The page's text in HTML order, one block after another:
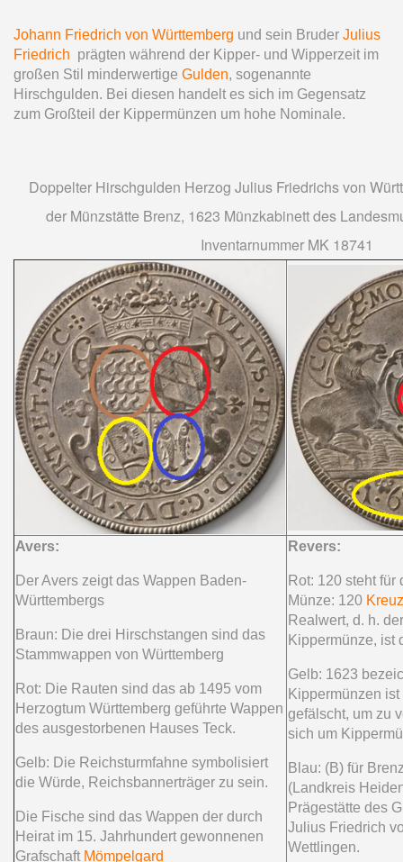
Johann Friedrich von Württemberg und sein Bruder Julius
Friedrich prägten während der Kipper- und Wipperzeit im
großen Stil minderwertige Gulden, sogenannte
Hirschgulden. Bei diesen handelt es sich im Gegensatz
zum Großteil der Kippermünzen um hohe Nominale.
Doppelter Hirschgulden Herzog Julius Friedrichs von
der Münzstätte Brenz, 1623 Münzkabinett des
Inventarnummer MK 18741
Avers:
Der Avers zeigt das Wappen Baden-
Württembergs
Braun: Die drei Hirschstangen sind das
Stammwappen von Württemberg
Rot: Die Rauten sind das ab 1495 vom
Herzogtum Württemberg geführte Wappen
des ausgestorbenen Hauses Teck.
Gelb: Die Reichsturmfahne symbolisiert
die Würde, Reichsbannerträger zu sein.
Die Fische sind das Wappen der durch
Heirat im 15. Jahrhundert gewonnenen
Grafschaft Mömpelgard
Revers:
Rot: 120 steht
Münze: 120
Realwert, d. h.
Kippermünze, ist
Gelb: 1623
Kippermünzen
gefälscht, um zu
sich um
Blau: (B) für
(Landkreis
Prägestätte des
Julius Friedrich
Wettlingen.